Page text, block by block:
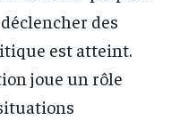
des
est atteint.
joue un rôle